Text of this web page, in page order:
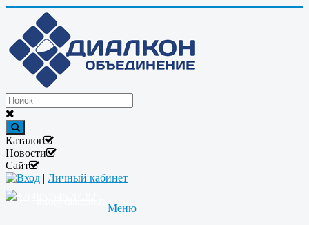
Каталог
Новости
Сайт
Вход | Личный кабинет
Меню